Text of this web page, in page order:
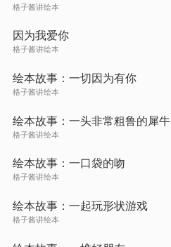
格子酱讲绘本
因为我爱你
格子酱讲绘本
绘本故事：一切因为有你
格子酱讲绘本
绘本故事：一头非常粗鲁的犀牛
格子酱讲绘本
绘本故事：一口袋的吻
格子酱讲绘本
绘本故事：一起玩形状游戏
格子酱讲绘本